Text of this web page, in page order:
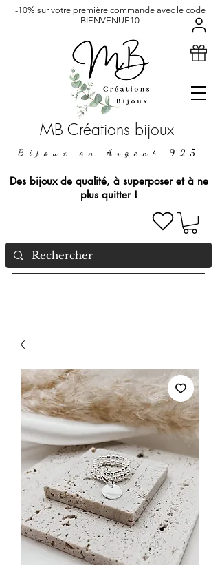
MB Créations bijoux
Bijoux en Argent 925
Des bijoux de qualité, à superposer et à ne
plus quitter !
-10% sur votre première commande avec le code
BIENVENUE10